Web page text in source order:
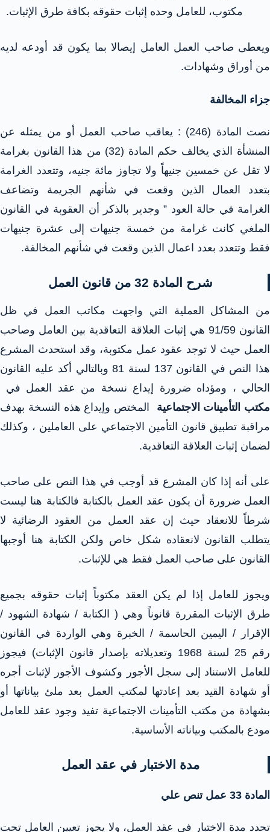
مكتوب، للعامل وحده إثبات حقوقه بكافة طرق الإثبات.
ويعطى صاحب العمل العامل إيصالا بما يكون قد أودعه لديه
من أوراق وشهادات.
جزاء المخالفة
نصت المادة (246) : يعاقب صاحب العمل أو من يمثله عن
المنشأة الذي يخالف حكم المادة (32) من هذا القانون بغرامة
لا تقل عن خمسين جنيهاً ولا تجاوز مائة جنيه، وتتعدد الغرامة
بتعدد العمال الذين وقعت في شأنهم الجريمة وتضاعف
الغرامة في حالة العود ” وجدير بالذكر أن العقوبة في القانون
الملغي كانت غرامة من خمسة جنيهات إلى عشرة جنيهات
فقط وتتعدد بعدد اعمال الذين وقعت في شأنهم المخالفة.
شرح المادة 32 من قانون العمل
من المشاكل العملية التي واجهت مكاتب العمل في ظل
القانون 91/59 هي إثبات العلاقة التعاقدية بين العامل وصاحب
العمل حيث لا توجد عقود عمل مكتوبة، وقد استحدث المشرع
هذا النص في القانون 137 لسنة 81 وبالتالي أكد عليه القانون
الحالي ، ومؤداه ضرورة إيداع نسخة من عقد العمل في
مكتب التأمينات الاجتماعية المختص وإيداع هذه النسخة بهدف
مراقبة تطبيق قانون التأمين الاجتماعي على العاملين ، وكذلك
لضمان إثبات العلاقة التعاقدية.
على أنه إذا كان المشرع قد أوجب في هذا النص على صاحب
العمل ضرورة أن يكون عقد العمل بالكتابة فالكتابة هنا ليست
شرطاً للانعقاد حيث إن عقد العمل من العقود الرضائية لا
يتطلب القانون لانعقاده شكل خاص ولكن الكتابة هنا أوجبها
القانون على صاحب العمل فقط هي للإثبات.
ويجوز للعامل إذا لم يكن العقد مكتوباً إثبات حقوقه بجميع
طرق الإثبات المقررة قانوناً وهي ( الكتابة / شهادة الشهود /
الإقرار / اليمين الحاسمة / الخبرة وهي الواردة في القانون
رقم 25 لسنة 1968 وتعديلاته بإصدار قانون الإثبات) فيجوز
للعامل الاستناد إلى سجل الأجور وكشوف الأجور لإثبات أجره
أو شهادة القيد بعد إعادتها لمكتب العمل بعد ملئ بياناتها أو
بشهادة من مكتب التأمينات الاجتماعية تفيد وجود عقد للعامل
مودع بالمكتب وبياناته الأساسية.
مدة الاختبار في عقد العمل
المادة 33 عمل تنص علي
تحدد مدة الاختبار في عقد العمل، ولا يجوز تعيين العامل تحت